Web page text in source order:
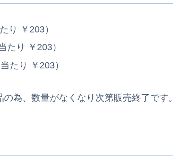
り ￥203）
たり ￥203）
たり ￥203）
の為、数量がなくなり次第販売終了です。